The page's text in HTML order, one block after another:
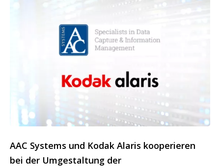
AAC Systems und Kodak Alaris kooperieren
bei der Umgestaltung der